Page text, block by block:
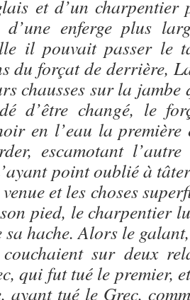
et d’un charpentier
d’une enferge plus
il pouvait passer le
du forçat de derrière,
chausses sur la
d’être changé, le
en l’eau la première
escamotant
point oublié à
et les choses
pied, le charpentier
sa hache. Alors le
sur deux
qui fut tué le premier,
ayant tué le Grec,